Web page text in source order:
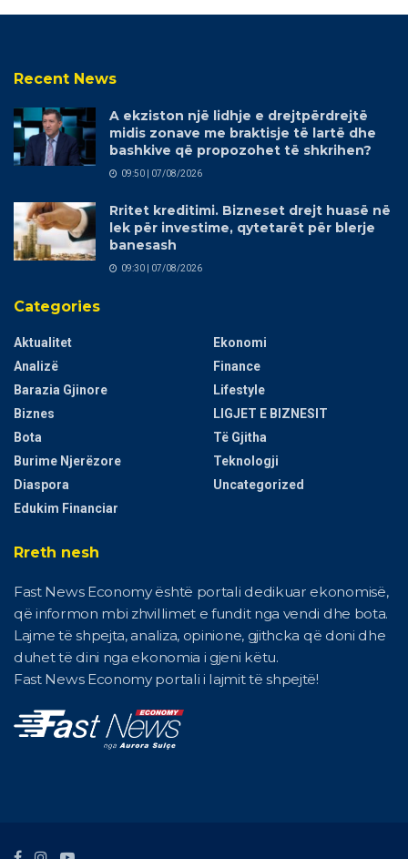
Recent News
A ekziston një lidhje e drejtpërdrejtë
midis zonave me braktisje të lartë dhe
bashkive që propozohet të shkrihen?
09:50 | 07/08/2026
Rritet kreditimi. Bizneset drejt huasë në
lek për investime, qytetarët për blerje
banesash
09:30 | 07/08/2026
Categories
Aktualitet
Analizë
Barazia Gjinore
Biznes
Bota
Burime Njerëzore
Diaspora
Edukim Financiar
Ekonomi
Finance
Lifestyle
LIGJET E BIZNESIT
Të Gjitha
Teknologji
Uncategorized
Rreth nesh
Fast News Economy është portali dedikuar ekonomisë,
që informon mbi zhvillimet e fundit nga vendi dhe bota.
Lajme të shpejta, analiza, opinione, gjithcka që doni dhe
duhet të dini nga ekonomia i gjeni këtu.
Fast News Economy portali i lajmit të shpejtë!